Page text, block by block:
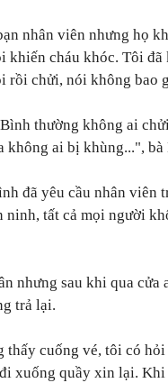
nhân viên nhưng họ
khiến cháu khóc. Tôi
rồi chửi, nói không bao
thường không ai
không ai bị khùng...", bà
đã yêu cầu nhân viên
ninh, tất cả mọi người
nhưng sau khi qua cửa
trả lại.
cuống vé, tôi có
xuống quầy xin lại.